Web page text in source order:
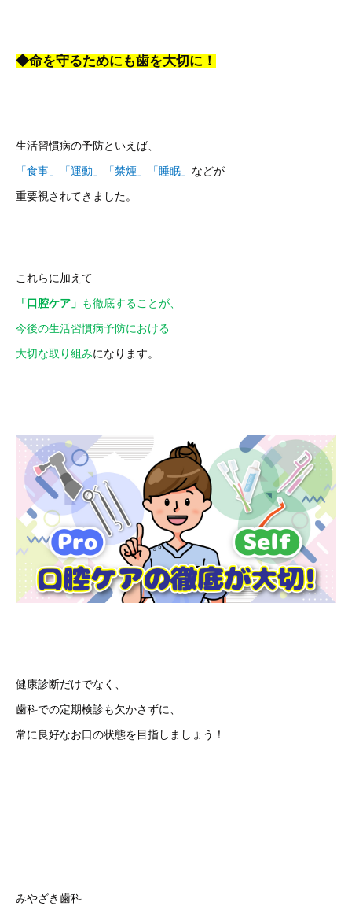
◆命を守るためにも歯を大切に！
生活習慣病の予防といえば、
「食事」「運動」「禁煙」「睡眠」 などが
重要視されてきました。
これらに加えて
「口腔ケア」 も徹底することが、
今後の生活習慣病予防における
大切な取り組みになります。
健康診断だけでなく、
歯科での定期検診も欠かさずに、
常に良好なお口の状態を目指しましょう！
みやざき歯科